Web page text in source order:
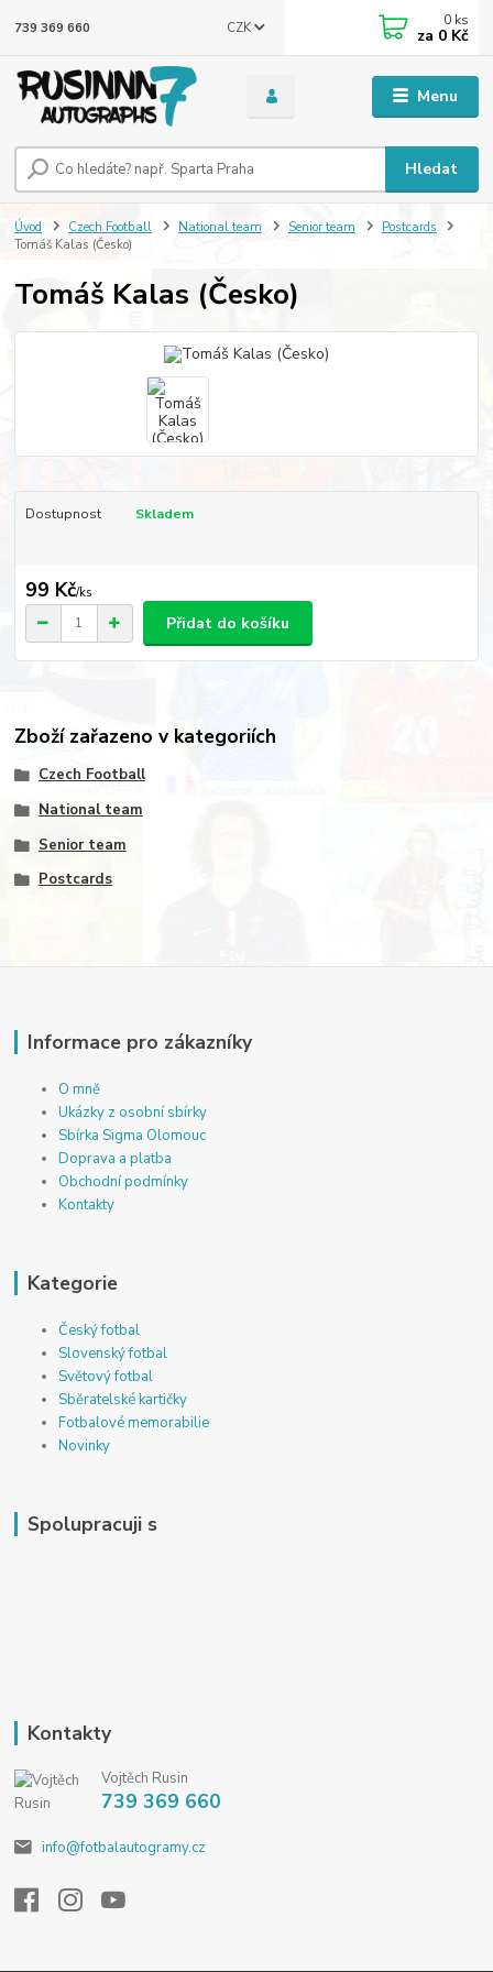
Menu
CZK
Hledat
739 369 660 0 ks
za 0 Kč
Úvod Czech Football National team Senior team
Postcards
Tomáš Kalas (Česko)
Tomáš Kalas (Česko)
Dostupnost Skladem
99 Kč/ks
Přidat do košíku
Zboží zařazeno v kategoriích
Czech Football
National team
Senior team
Postcards
Informace pro zákazníky
O mně
Ukázky z osobní sbírky
Sbírka Sigma Olomouc
Doprava a platba
Obchodní podmínky
Kontakty
Kategorie
Český fotbal
Slovenský fotbal
Světový fotbal
Sběratelské kartičky
Fotbalové memorabilie
Novinky
Spolupracuji s
Kontakty
Vojtěch Rusin
739 369 660
info@fotbalautogramy.cz